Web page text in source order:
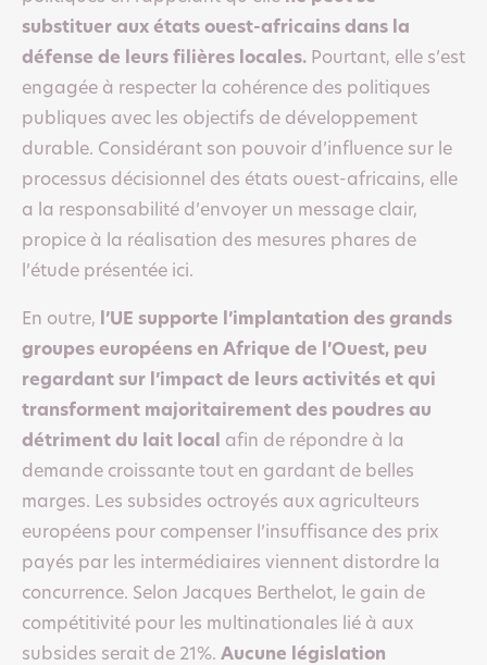
substituer aux états ouest-africains dans la
défense de leurs filières locales. Pourtant, elle s’est
engagée à respecter la cohérence des politiques
publiques avec les objectifs de développement
durable. Considérant son pouvoir d’influence sur le
processus décisionnel des états ouest-africains, elle
a la responsabilité d’envoyer un message clair,
propice à la réalisation des mesures phares de
l’étude présentée ici.
En outre,
l’UE supporte l’implantation des grands
groupes européens en Afrique de l’Ouest, peu
regardant sur l’impact de leurs activités et qui
transforment majoritairement des poudres au
détriment du lait local
afin de répondre à la
demande croissante tout en gardant de belles
marges. Les subsides octroyés aux agriculteurs
européens pour compenser l’insuffisance des prix
payés par les intermédiaires viennent distordre la
concurrence. Selon Jacques Berthelot, le gain de
compétitivité pour les multinationales lié à aux
subsides serait de 21%. Aucune législation